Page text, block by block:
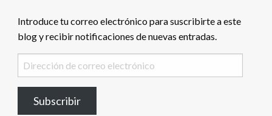
Introduce tu correo electrónico para suscribirte a este
blog y recibir notificaciones de nuevas entradas.
Dirección
de
electrónico
Subscribir